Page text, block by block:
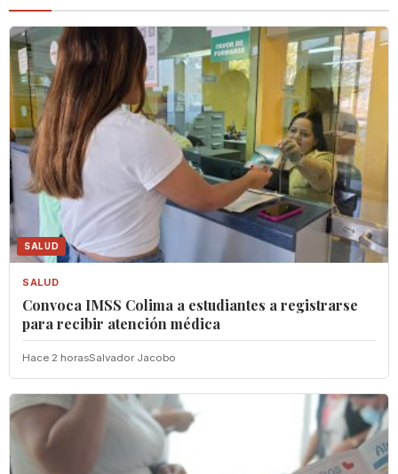
SALUD
SALUD
Convoca IMSS Colima a estudiantes a registrarse
para recibir atención médica
Hace 2 horasSalvador Jacobo